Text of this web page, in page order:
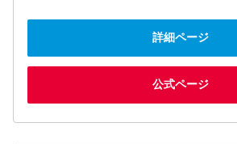
詳細ページ
公式ページ